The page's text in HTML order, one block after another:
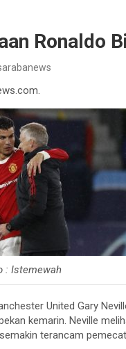
Ronaldo
: Istemewah
United Gary
kemarin. Neville
terancam